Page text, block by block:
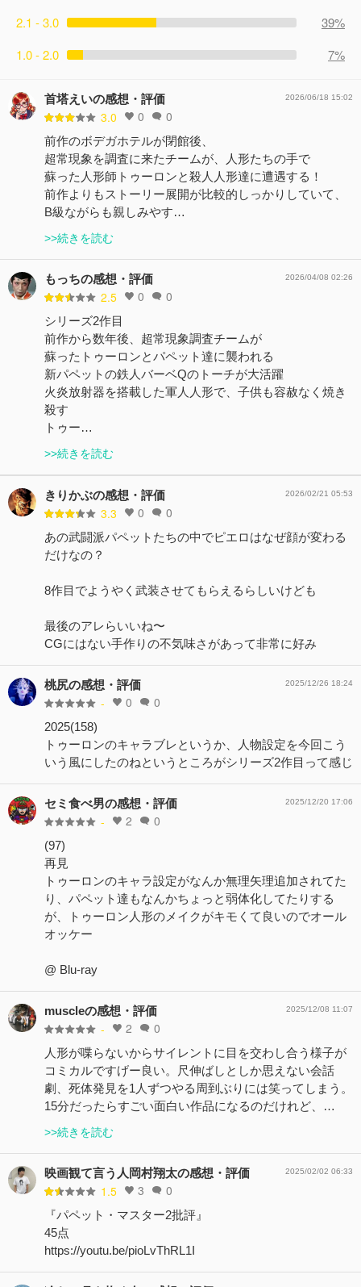
2.1 - 3.0
39%
1.0 - 2.0
7%
首塔えいの感想・評価
3.0 0 0
2026/06/18 15:02
前作のボデガホテルが閉館後、
超常現象を調査に来たチームが、人形たちの手で
蘇った人形師トゥーロンと殺人人形達に遭遇する！
前作よりもストーリー展開が比較的しっかりしていて、
B級ながらも親しみやす…
>>続きを読む
もっちの感想・評価
2.5 0 0
2026/04/08 02:26
シリーズ2作目
前作から数年後、超常現象調査チームが
蘇ったトゥーロンとパペット達に襲われる
新パペットの鉄人バーベQのトーチが大活躍
火炎放射器を搭載した軍人人形で、子供も容赦なく焼き
殺す
トゥー…
>>続きを読む
きりかぶの感想・評価
3.3 0 0
2026/02/21 05:53
あの武闘派パペットたちの中でピエロはなぜ顔が変わる
だけなの？
8作目でようやく武装させてもらえるらしいけども
最後のアレらいいね〜
CGにはない手作りの不気味さがあって非常に好み
桃尻の感想・評価
- 0 0
2025/12/26 18:24
2025(158)
トゥーロンのキャラブレというか、人物設定を今回こう
いう風にしたのねというところがシリーズ2作目って感じ
セミ食べ男の感想・評価
- 2 0
2025/12/20 17:06
(97)
再見
トゥーロンのキャラ設定がなんか無理矢理追加されてた
り、パペット達もなんかちょっと弱体化してたりする
が、トゥーロン人形のメイクがキモくて良いのでオール
オッケー
@ Blu-ray
muscleの感想・評価
- 2 0
2025/12/08 11:07
人形が喋らないからサイレントに目を交わし合う様子が
コミカルですげー良い。尺伸ばしとしか思えない会話
劇、死体発見を1人ずつやる周到ぶりには笑ってしまう。
15分だったらすごい面白い作品になるのだけれど、…
>>続きを読む
映画観て言う人岡村翔太の感想・評価
1.5 3 0
2025/02/02 06:33
『パペット・マスター2批評』
45点
https://youtu.be/pioLvThRL1I